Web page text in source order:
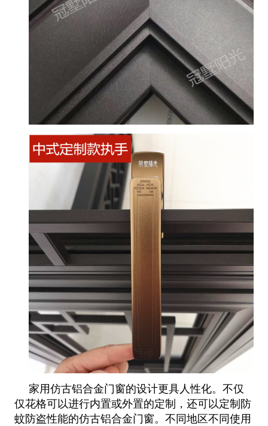
家用仿古铝合金门窗的设计更具人性化。不仅
仅花格可以进行内置或外置的定制，还可以定制防
蚊防盗性能的仿古铝合金门窗。不 同地区不同使用